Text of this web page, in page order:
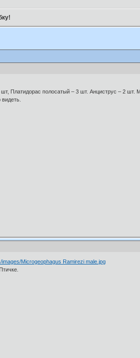
Платидорас полосатый – 3 шт. Анциструс – 2 шт.
Microgeophagus Ramirezi male.jpg